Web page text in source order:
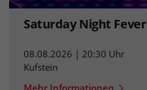
Saturday Night Fever
08.08.2026 | 20:30 Uhr
Kufstein
Mehr Informationen